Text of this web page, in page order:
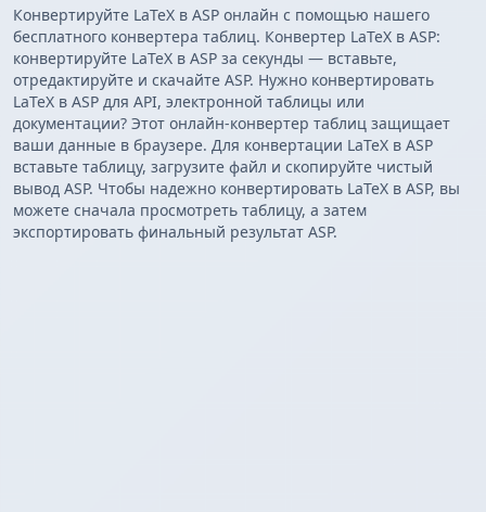
Конвертируйте LaTeX в ASP онлайн с помощью нашего
бесплатного конвертера таблиц. Конвертер LaTeX в ASP:
конвертируйте LaTeX в ASP за секунды — вставьте,
отредактируйте и скачайте ASP. Нужно конвертировать
LaTeX в ASP для API, электронной таблицы или
документации? Этот онлайн-конвертер таблиц защищает
ваши данные в браузере. Для конвертации LaTeX в ASP
вставьте таблицу, загрузите файл и скопируйте чистый
вывод ASP. Чтобы надежно конвертировать LaTeX в ASP, вы
можете сначала просмотреть таблицу, а затем
экспортировать финальный результат ASP.